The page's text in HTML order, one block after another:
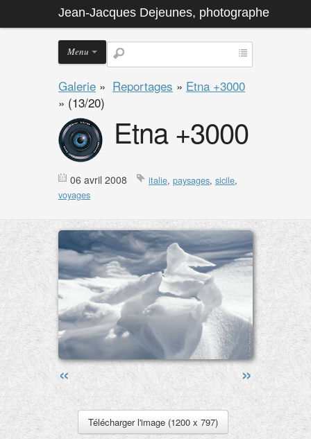
Jean-Jacques Dejeunes, photographe
Menu
Galerie » Reportages » Etna +3000
» (13/20)
Etna +3000
06 avril 2008 italie, paysages, sicile,
voyages
»
«
Télécharger l'image (1200 x 797)